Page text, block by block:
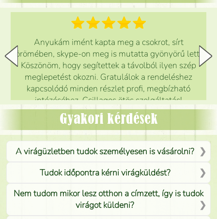
Anyukám imént kapta meg a csokrot, sírt
örömében, skype-on meg is mutatta gyönyörű lett.
Köszönöm, hogy segítettek a távolból ilyen szép
meglepetést okozni. Gratulálok a rendeléshez
kapcsolódó minden részlet profi, megbízható
intézéséhez. Csillagos ötös szolgáltatás!
Mónika
Gyakori kérdések
A virágüzletben tudok személyesen is vásárolni?
Tudok időpontra kérni virágküldést?
Nem tudom mikor lesz otthon a címzett, így is tudok
virágot küldeni?